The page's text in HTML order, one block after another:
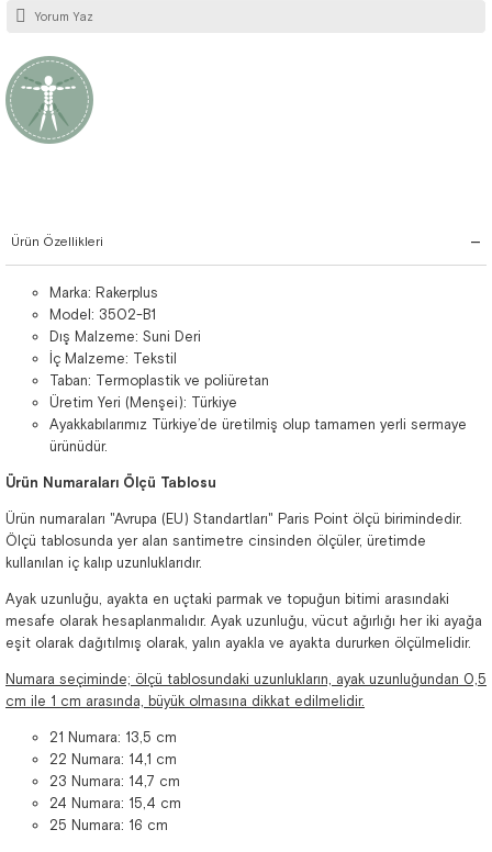
Yorum Yaz
Ürün Özellikleri
Marka: Rakerplus
Model: 3502-B1
Dış Malzeme: Suni Deri
İç Malzeme: Tekstil
Taban: Termoplastik ve poliüretan
Üretim Yeri (Menşei): Türkiye
Ayakkabılarımız Türkiye’de üretilmiş olup tamamen yerli sermaye
ürünüdür.
Ürün Numaraları Ölçü Tablosu
Ürün numaraları "Avrupa (EU) Standartları" Paris Point ölçü birimindedir.
Ölçü tablosunda yer alan santimetre cinsinden ölçüler, üretimde
kullanılan iç kalıp uzunluklarıdır.
Ayak uzunluğu, ayakta en uçtaki parmak ve topuğun bitimi arasındaki
mesafe olarak hesaplanmalıdır. Ayak uzunluğu, vücut ağırlığı her iki ayağa
eşit olarak dağıtılmış olarak, yalın ayakla ve ayakta dururken ölçülmelidir.
Numara seçiminde; ölçü tablosundaki uzunlukların, ayak uzunluğundan 0,5
cm ile 1 cm arasında, büyük olmasına dikkat edilmelidir.
21 Numara: 13,5 cm
22 Numara: 14,1 cm
23 Numara: 14,7 cm
24 Numara: 15,4 cm
25 Numara: 16 cm